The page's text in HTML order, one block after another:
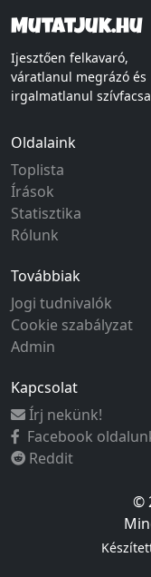
Mutatjuk.hu
Ijesztően felkavaró,
váratlanul megrázó és
irgalmatlanul
Oldalaink
Toplista
Írások
Statisztika
Rólunk
Továbbiak
Jogi tudnivalók
Cookie szabályzat
Admin
Kapcsolat
Írj nekünk!
Facebook
Reddit
©